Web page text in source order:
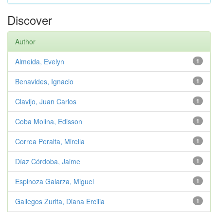
Discover
Author
1
Almeida, Evelyn
1
Benavides, Ignacio
1
Clavijo, Juan Carlos
1
Coba Molina, Edisson
1
Correa Peralta, Mirella
1
Díaz Córdoba, Jaime
1
Espinoza Galarza, Miguel
1
Gallegos Zurita, Diana Ercilia